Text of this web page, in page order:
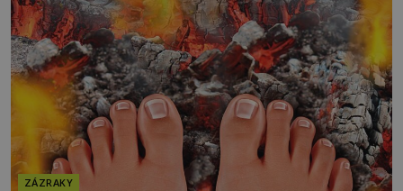
následně nalezne schovaný kokain. Tímto
momentem se slavnému
ZÁZRAKY